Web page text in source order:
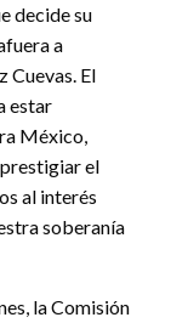
decide su
a
Cuevas. El
estar
México,
el
al interés
soberanía
la Comisión